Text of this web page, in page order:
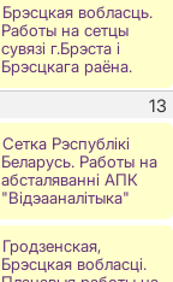
Брэсцкая вобласць.
Работы на сетцы
сувязі г.Брэста і
Брэсцкага раёна.
13
Сетка Рэспублікі
Беларусь. Работы на
абсталяванні АПК
"Відэааналітыка"
Гродзенская,
Брэсцкая вобласці.